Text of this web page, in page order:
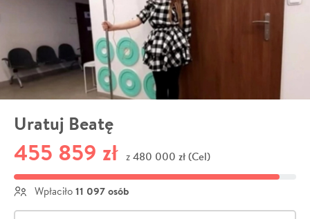
Uratuj Beatę
455 859 zł z 480 000 zł (Cel)
Wpłaciło 11 097 osób